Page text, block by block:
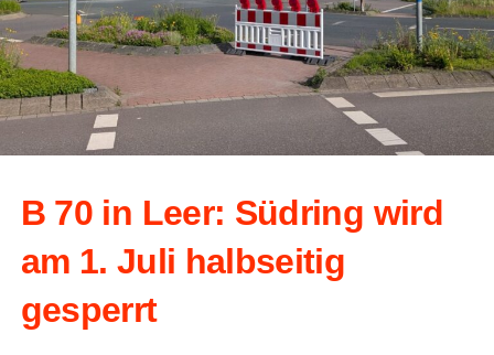
B 70 in Leer: Süd­ring wird
am 1. Juli halb­sei­tig
gesperrt